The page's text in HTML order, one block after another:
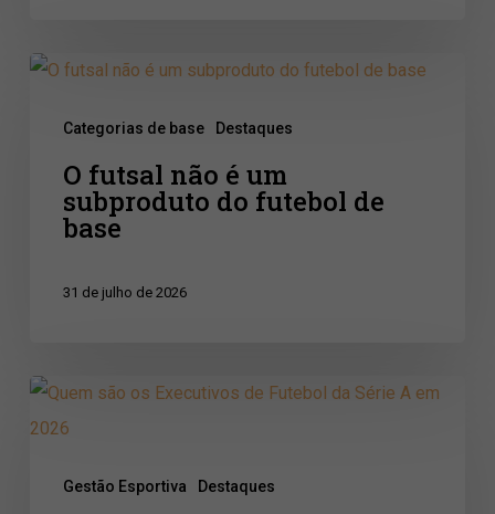
Categorias de base Destaques
O
base
O futsal não é um
subproduto do futebol de
base
31 de julho de 2026
Gestão Esportiva Destaques
Quem
são
executivos